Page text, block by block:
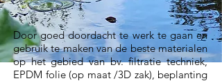
Door goed doordacht te werk te gaan en
gebruik te maken van de beste materialen
op het gebied van bv. filtratie techniek,
EPDM folie (op maat /3D zak), beplanting